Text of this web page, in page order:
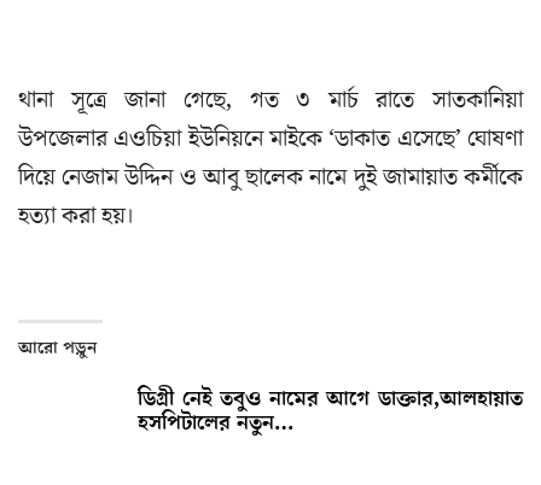
থানা সূত্রে জানা গেছে, গত ৩ মার্চ রাতে সাতকানিয়া
উপজেলার এওচিয়া ইউনিয়নে মাইকে ‘ডাকাত এসেছে’ ঘোষণা
দিয়ে নেজাম উদ্দিন ও আবু ছালেক নামে দুই জামায়াত কর্মীকে
হত্যা করা হয়।
আরো পড়ুন
ডিগ্রী নেই তবুও নামের আগে ডাক্তার,আলহায়াত
হসপিটালের নতুন…